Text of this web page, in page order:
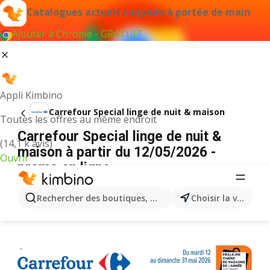
Catalogues actuels toujours à portée de main
Ajouter à Chrome - GRATUIT
Appli Kimbino
Toutes les offres au même endroit
(14,1 k avis)
Ouvrir
Rechercher des boutiques, des catégories, des Choisir la ville
Carrefour Special linge de nuit & maison
Carrefour Special linge de nuit &
maison à partir du 12/05/2026 -
promo en ligne